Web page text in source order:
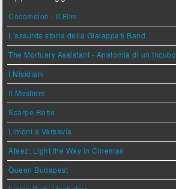
Cocomelon - Il Film
L'assurda storia della Gialappa's Band
The Mortuary Assistant - Anatomia di un Incubo
I Nisidiani
Il Mestiere
Scarpe Rotte
Limoni a Varsavia
Ateez: Light the Way in Cinemas
Queen Budapest